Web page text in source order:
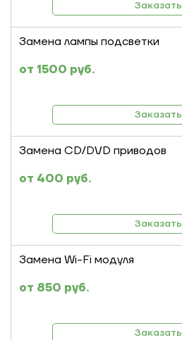
Заказать
Замена лампы подсветки
1500 руб.
Заказать
Замена CD/DVD приводов
400 руб.
Заказать
Замена Wi-Fi модуля
850 руб.
Заказать